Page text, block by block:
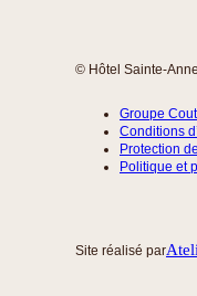
© Hôtel Sainte-
Groupe
Conditions
Protection
Politique et
Site réalisé par